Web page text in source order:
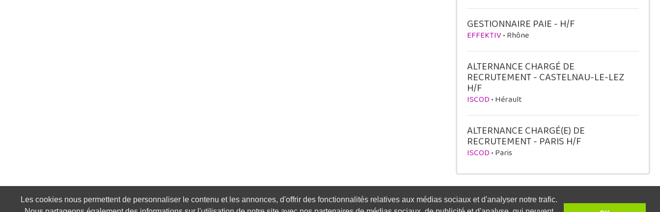
Les cookies nous permettent de personnaliser le contenu et les annonces, d'offrir des fonctionnalités relatives aux médias sociaux et d'analyser notre trafic.
GESTIONNAIRE PAIE - H/F
EFFEKTIV• Rhône
ALTERNANCE CHARGÉ DE
RECRUTEMENT - CASTELNAU-LE-LEZ
H/F
ISCOD• Hérault
ALTERNANCE CHARGÉ(E) DE
RECRUTEMENT - PARIS H/F
ISCOD• Paris